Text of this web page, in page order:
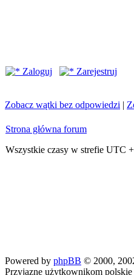
Zaloguj
Zarejestruj
Zobacz wątki bez odpowiedzi |
Strona główna forum
Wszystkie czasy w strefie UTC
Powered by phpBB © 2000,
Przyjazne użytkownikom